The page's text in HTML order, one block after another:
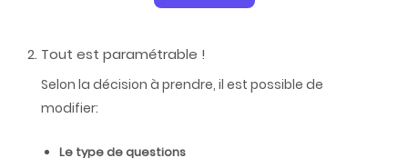
Tout est paramétrable !
Selon la décision à prendre, il est possible de
modifier:
Le type de questions